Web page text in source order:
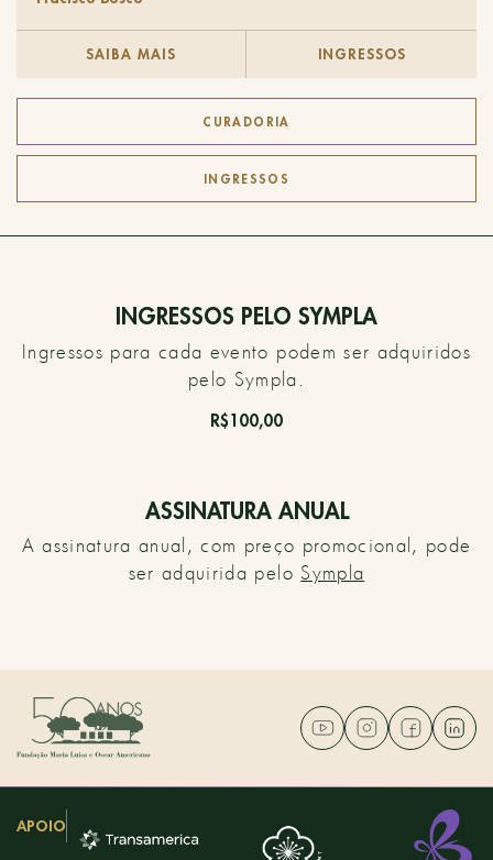
SAIBA MAIS INGRESSOS
CURADORIA
INGRESSOS
INGRESSOS PELO SYMPLA
Ingressos para cada evento podem ser adquiridos
pelo Sympla.
R$100,00
ASSINATURA ANUAL
A assinatura anual, com preço promocional, pode
ser adquirida pelo Sympla
APOIO